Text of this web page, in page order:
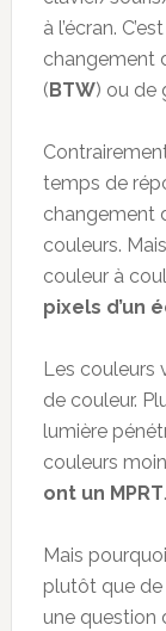
à l’écran.
changement
( BTW) ou de
temps de
changement
couleurs.
couleur à
pixels d’un
Les couleurs
de couleur.
lumière
couleurs
ont un MPRT.
Mais
plutôt que de
une question